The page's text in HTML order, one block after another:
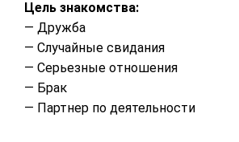
Цель знакомства:
— Дружба
— Случайные свидания
— Серьезные отношения
— Брак
— Партнер по деятельности